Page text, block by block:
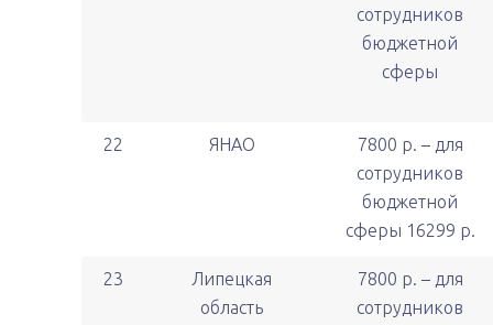
сотрудников
бюджетной
сферы
22 ЯНАО
7800 р. – для
сотрудников
бюджетной
сферы 16299 р.
23
Липецкая
область
7800 р. – для
сотрудников